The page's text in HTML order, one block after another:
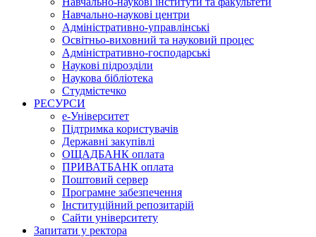
Навчально-наукові центри
Адміністративно-управлінські
Освітньо-виховний та науковий процес
Адміністративно-господарські
Наукові підрозділи
Наукова бібліотека
Студмістечко
РЕСУРСИ
е-Університет
Підтримка користувачів
Державні закупівлі
ОЩАДБАНК оплата
ПРИВАТБАНК оплата
Поштовий сервер
Програмне забезпечення
Інституційний репозитарій
Сайти університету
Запитати у ректора